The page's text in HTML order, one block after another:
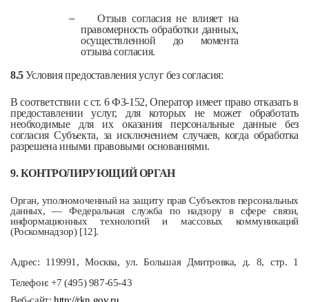
–
Отзыв согласия не влияет на
правомерность обработки данных,
осуществленной до момента
отзыва согласия.
8.5Условия предоставления услуг без согласия:
В соответствии с ст. 6 ФЗ-152, Оператор имеет право отказать в
предоставлении услуг, для которых не может обработать
необходимые для их оказания персональные данные без
согласия Субъекта, за исключением случаев, когда обработка
разрешена иными правовыми основаниями.
9. КОНТРОЛИРУЮЩИЙ ОРГАН
Орган, уполномоченный на защиту прав Субъектов персональных
данных, — Федеральная служба по надзору в сфере связи,
информационных технологий и массовых коммуникаций
(Роскомнадзор) [12].
Адрес: 119991, Москва, ул. Большая Дмитровка, д. 8, стр. 1
Телефон: +7 (495) 987-65-43
Веб-сайт: http://rkn.gov.ru